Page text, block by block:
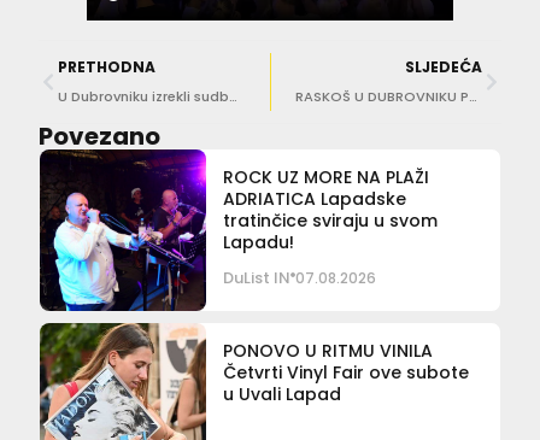
PRETHODNA
U Dubrovniku izrekli sudbonosno ‘da’ Borna Sosa i Dubrovkinja Ivona Šimunović
SLJEDEĆA
RASKOŠ U DUBROVNIKU Pogledajte divne trenutke s vjenčanja Ivone Šimunović i Borne Sose
Povezano
ROCK UZ MORE NA PLAŽI
ADRIATICA Lapadske
tratinčice sviraju u svom
Lapadu!
DuList IN 07.08.2026
PONOVO U RITMU VINILA
Četvrti Vinyl Fair ove subote
u Uvali Lapad